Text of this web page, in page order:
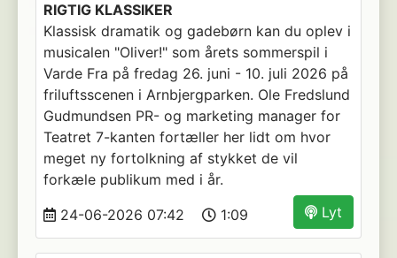
RIGTIG KLASSIKER
Klassisk dramatik og gadebørn kan du oplev i
musicalen "Oliver!" som årets sommerspil i
Varde Fra på fredag 26. juni - 10. juli 2026 på
friluftsscenen i Arnbjergparken. Ole Fredslund
Gudmundsen PR- og marketing manager for
Teatret 7-kanten fortæller her lidt om hvor
meget ny fortolkning af stykket de vil
forkæle publikum med i år.
Lyt
24-06-2026 07:42 1:09